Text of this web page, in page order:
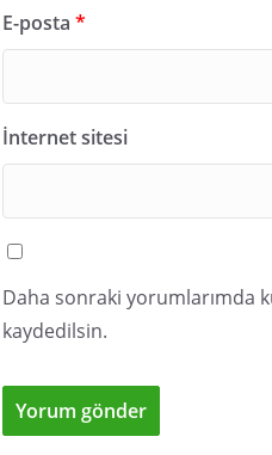
E-posta *
İnternet sitesi
Daha sonraki yorumlarımda
kaydedilsin.